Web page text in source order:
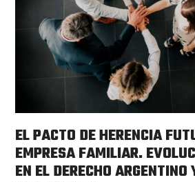
EL PACTO DE HERENCIA
EMPRESA FAMILIAR.
EN EL DERECHO ARGENTINO